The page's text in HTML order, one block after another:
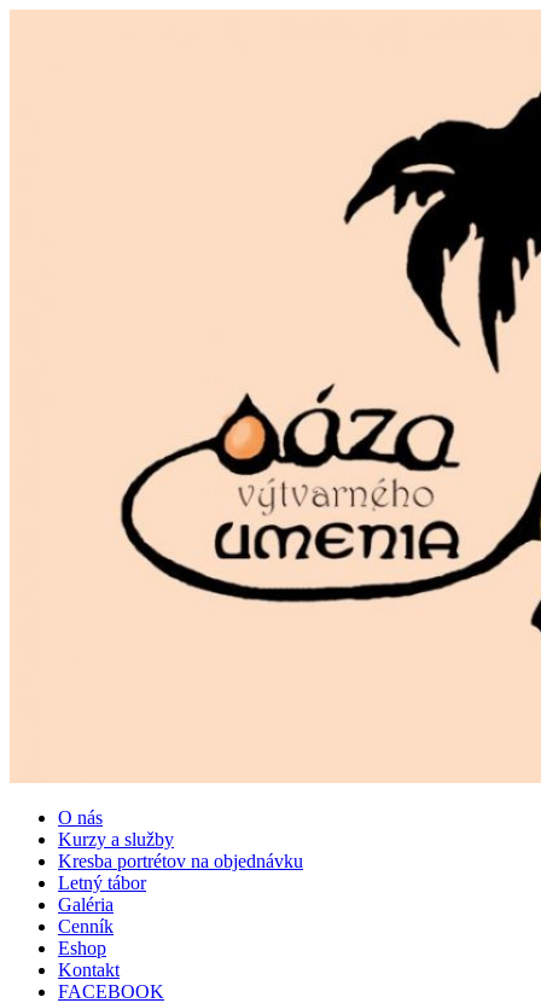
O nás
Kurzy a služby
Kresba portrétov na objednávku
Letný tábor
Galéria
Cenník
Eshop
Kontakt
FACEBOOK